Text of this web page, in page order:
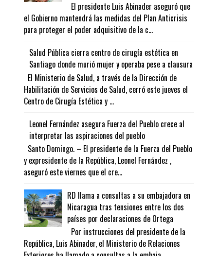
El presidente Luis Abinader aseguró que
el Gobierno mantendrá las medidas del Plan Anticrisis
para proteger el poder adquisitivo de la c...
Salud Pública cierra centro de cirugía estética en
Santiago donde murió mujer y operaba pese a clausura
El Ministerio de Salud, a través de la Dirección de
Habilitación de Servicios de Salud, cerró este jueves el
Centro de Cirugía Estética y ...
Leonel Fernández asegura Fuerza del Pueblo crece al
interpretar las aspiraciones del pueblo
Santo Domingo. – El presidente de la Fuerza del Pueblo
y expresidente de la República, Leonel Fernández ,
aseguró este viernes que el cre...
RD llama a consultas a su embajadora en
Nicaragua tras tensiones entre los dos
países por declaraciones de Ortega
Por instrucciones del presidente de la
República, Luis Abinader, el Ministerio de Relaciones